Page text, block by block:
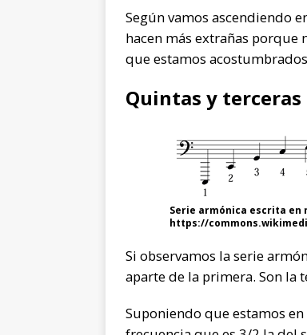
Según vamos ascendiendo
hacen más extrañas porque
que estamos
Quintas y terceras
Serie armónica escrita en
https://
Si observamos la serie
aparte de la primera. Son la
Suponiendo que estamos